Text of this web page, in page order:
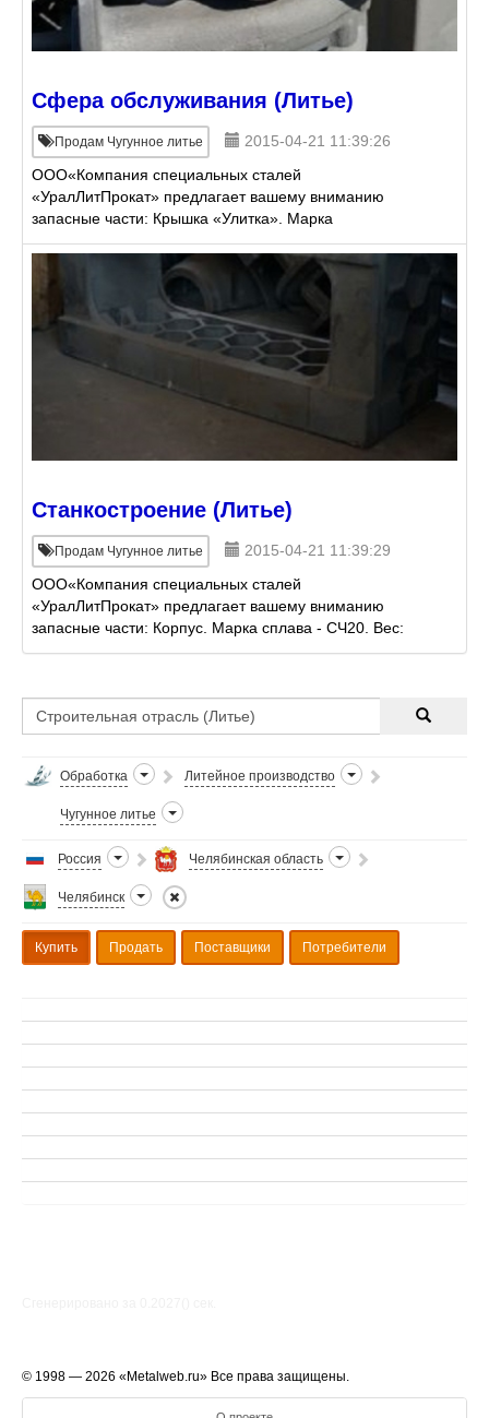
Сфера обслуживания (Литье)
Продам Чугунное литье
2015-04-21 11:39:26
ООО«Компания специальных сталей
«УралЛитПрокат» предлагает вашему вниманию
запасные части: Крышка «Улитка». Марка
материала - СЧ20. Вес: 12,3 - 42,6 кг. Поставка от
производителя – это выгодные цены
Станкостроение (Литье)
Продам Чугунное литье
2015-04-21 11:39:29
ООО«Компания специальных сталей
«УралЛитПрокат» предлагает вашему вниманию
запасные части: Корпус. Марка сплава - СЧ20. Вес:
99 кг. Крышка. Марка сплава - СЧ20. Вес: 47,5 кг.
Обработка Литейное производство
Чугунное литье
Россия Челябинская область
Челябинск
Купить Продать Поставщики Потребители
© 1998 — 2026 «Metalweb.ru» Все права защищены.